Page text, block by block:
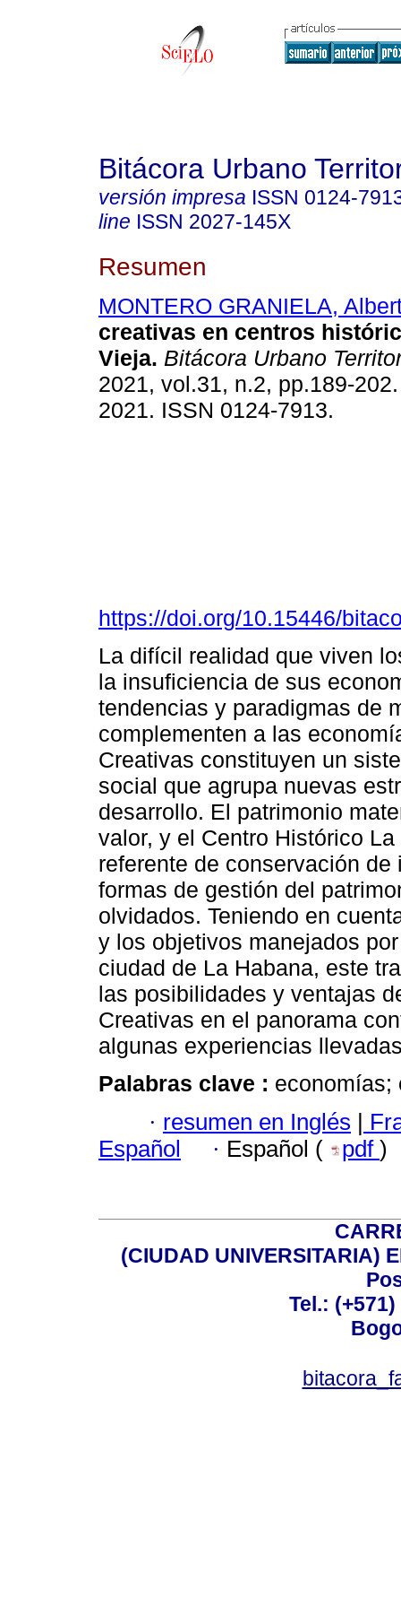
Bitácora Urbano
versión impresa ISSN 0124-
line ISSN 2027-145X
Resumen
MONTERO GRANIELA,
creativas en centros
Vieja. Bitácora Urbano
2021, vol.31, n.2, pp.189-
2021. ISSN 0124-7913.
https://doi.org/10.15446/
La difícil realidad que viven
la insuficiencia de sus
tendencias y paradigmas de
complementen a las
Creativas constituyen un
social que agrupa nuevas
desarrollo. El patrimonio
valor, y el Centro Histórico
referente de conservación
formas de gestión del
olvidados. Teniendo en
y los objetivos manejados
ciudad de La Habana, este
las posibilidades y ventajas
Creativas en el panorama
algunas experiencias
Palabras clave : economías;
· resumen en Inglés |
Español
· Español ( pdf )
(CIUDAD UNIVERSITARIA)
Tel.: